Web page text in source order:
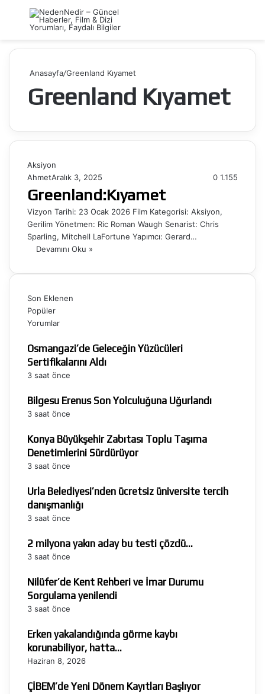
Menü
Anasayfa/Greenland Kıyamet
Greenland Kıyamet
Aksiyon
AhmetAralık 3, 2025 0 1.155
Greenland:Kıyamet
Vizyon Tarihi: 23 Ocak 2026 Film Kategorisi: Aksiyon,
Gerilim Yönetmen: Ric Roman Waugh Senarist: Chris
Sparling, Mitchell LaFortune Yapımcı: Gerard…
Devamını Oku »
Son Eklenen
Popüler
Yorumlar
Osmangazi’de Geleceğin Yüzücüleri
Sertifikalarını Aldı
3 saat önce
Bilgesu Erenus Son Yolculuğuna Uğurlandı
3 saat önce
Konya Büyükşehir Zabıtası Toplu Taşıma
Denetimlerini Sürdürüyor
3 saat önce
Urla Belediyesi’nden ücretsiz üniversite tercih
danışmanlığı
3 saat önce
2 milyona yakın aday bu testi çözdü…
3 saat önce
Nilüfer’de Kent Rehberi ve İmar Durumu
Sorgulama yenilendi
3 saat önce
Erken yakalandığında görme kaybı
korunabiliyor, hatta…
Haziran 8, 2026
ÇİBEM’de Yeni Dönem Kayıtları Başlıyor